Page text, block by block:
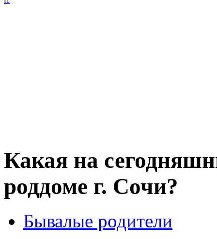
Какая на
роддоме г. Сочи?
Бывалые родители